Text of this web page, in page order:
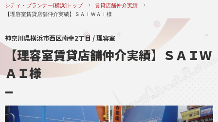
シティ・プランナー[横浜]トップ
賃貸店舗仲介実績
【理容室賃貸店舗仲介実績】ＳＡＩＷＡＩ様
神奈川県横浜市西区南幸2丁目 / 理容室
【理容室賃貸店舗仲介実績】ＳＡＩＷ
ＡＩ様